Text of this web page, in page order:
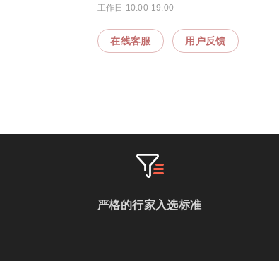
工作日 10:00-19:00
在线客服 用户反馈
严格的行家入选标准